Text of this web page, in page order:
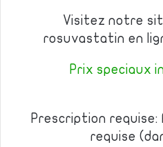
Visitez notre
rosuvastatin en
Prix speciaux
Prescription
requise